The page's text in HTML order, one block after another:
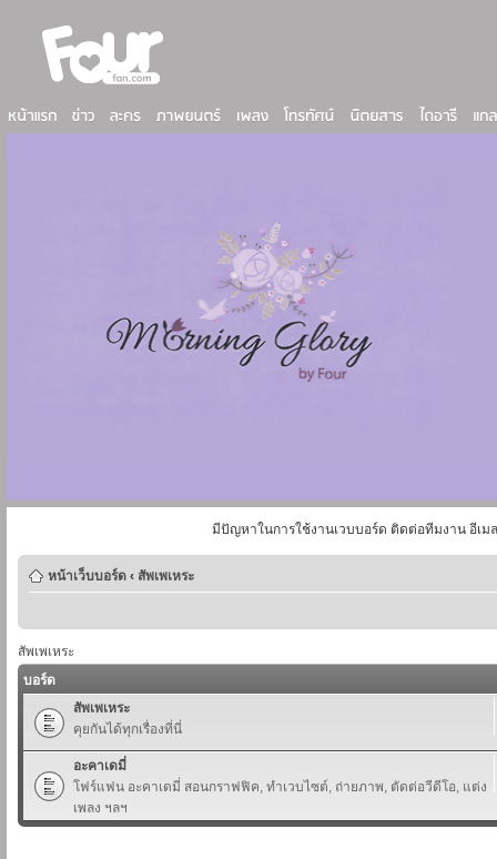
มีปัญหาในการใช้งานเวบบอร์ด ติดต่อทีมงาน อีเม
หน้าเว็บบอร์ด ‹ สัพเพเหระ
สัพเพเหระ
บอร์ด
สัพเพเหระ
คุยกันได้ทุกเรื่องที่นี่
อะคาเดมี่
โฟร์แฟน อะคาเดมี่ สอนกราฟฟิค, ทำเวบไซต์, ถ่ายภาพ, ตัดต่อวีดีโอ, แต่ง
เพลง ฯลฯ